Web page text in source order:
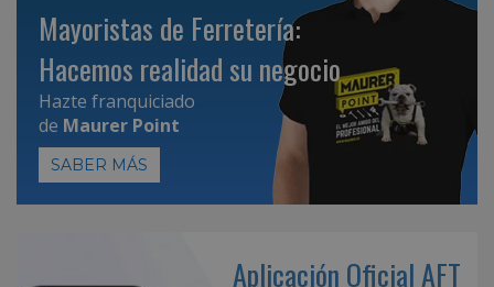
Mayoristas de Ferretería:
Hacemos realidad su negocio
Hazte franquiciado
de Maurer Point
SABER MÁS
Aplicación Oficial AFT